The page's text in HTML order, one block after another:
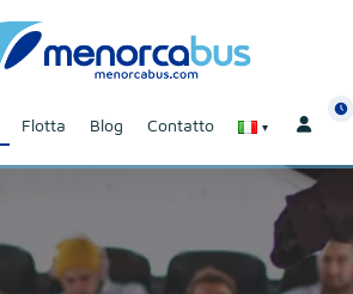
Flotta Blog Contatto